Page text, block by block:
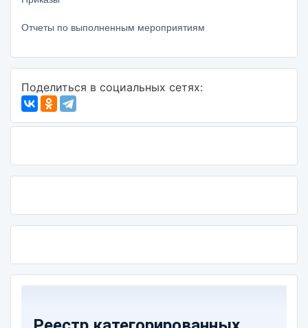
Отчеты по выполненным мероприятиям
Поделиться в социальных сетях: